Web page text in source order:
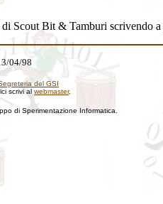
Scout Bit & Tamburi scrivendo a
04/98
del GSI
scrivi al webmaster.
di Sperimentazione Informatica.